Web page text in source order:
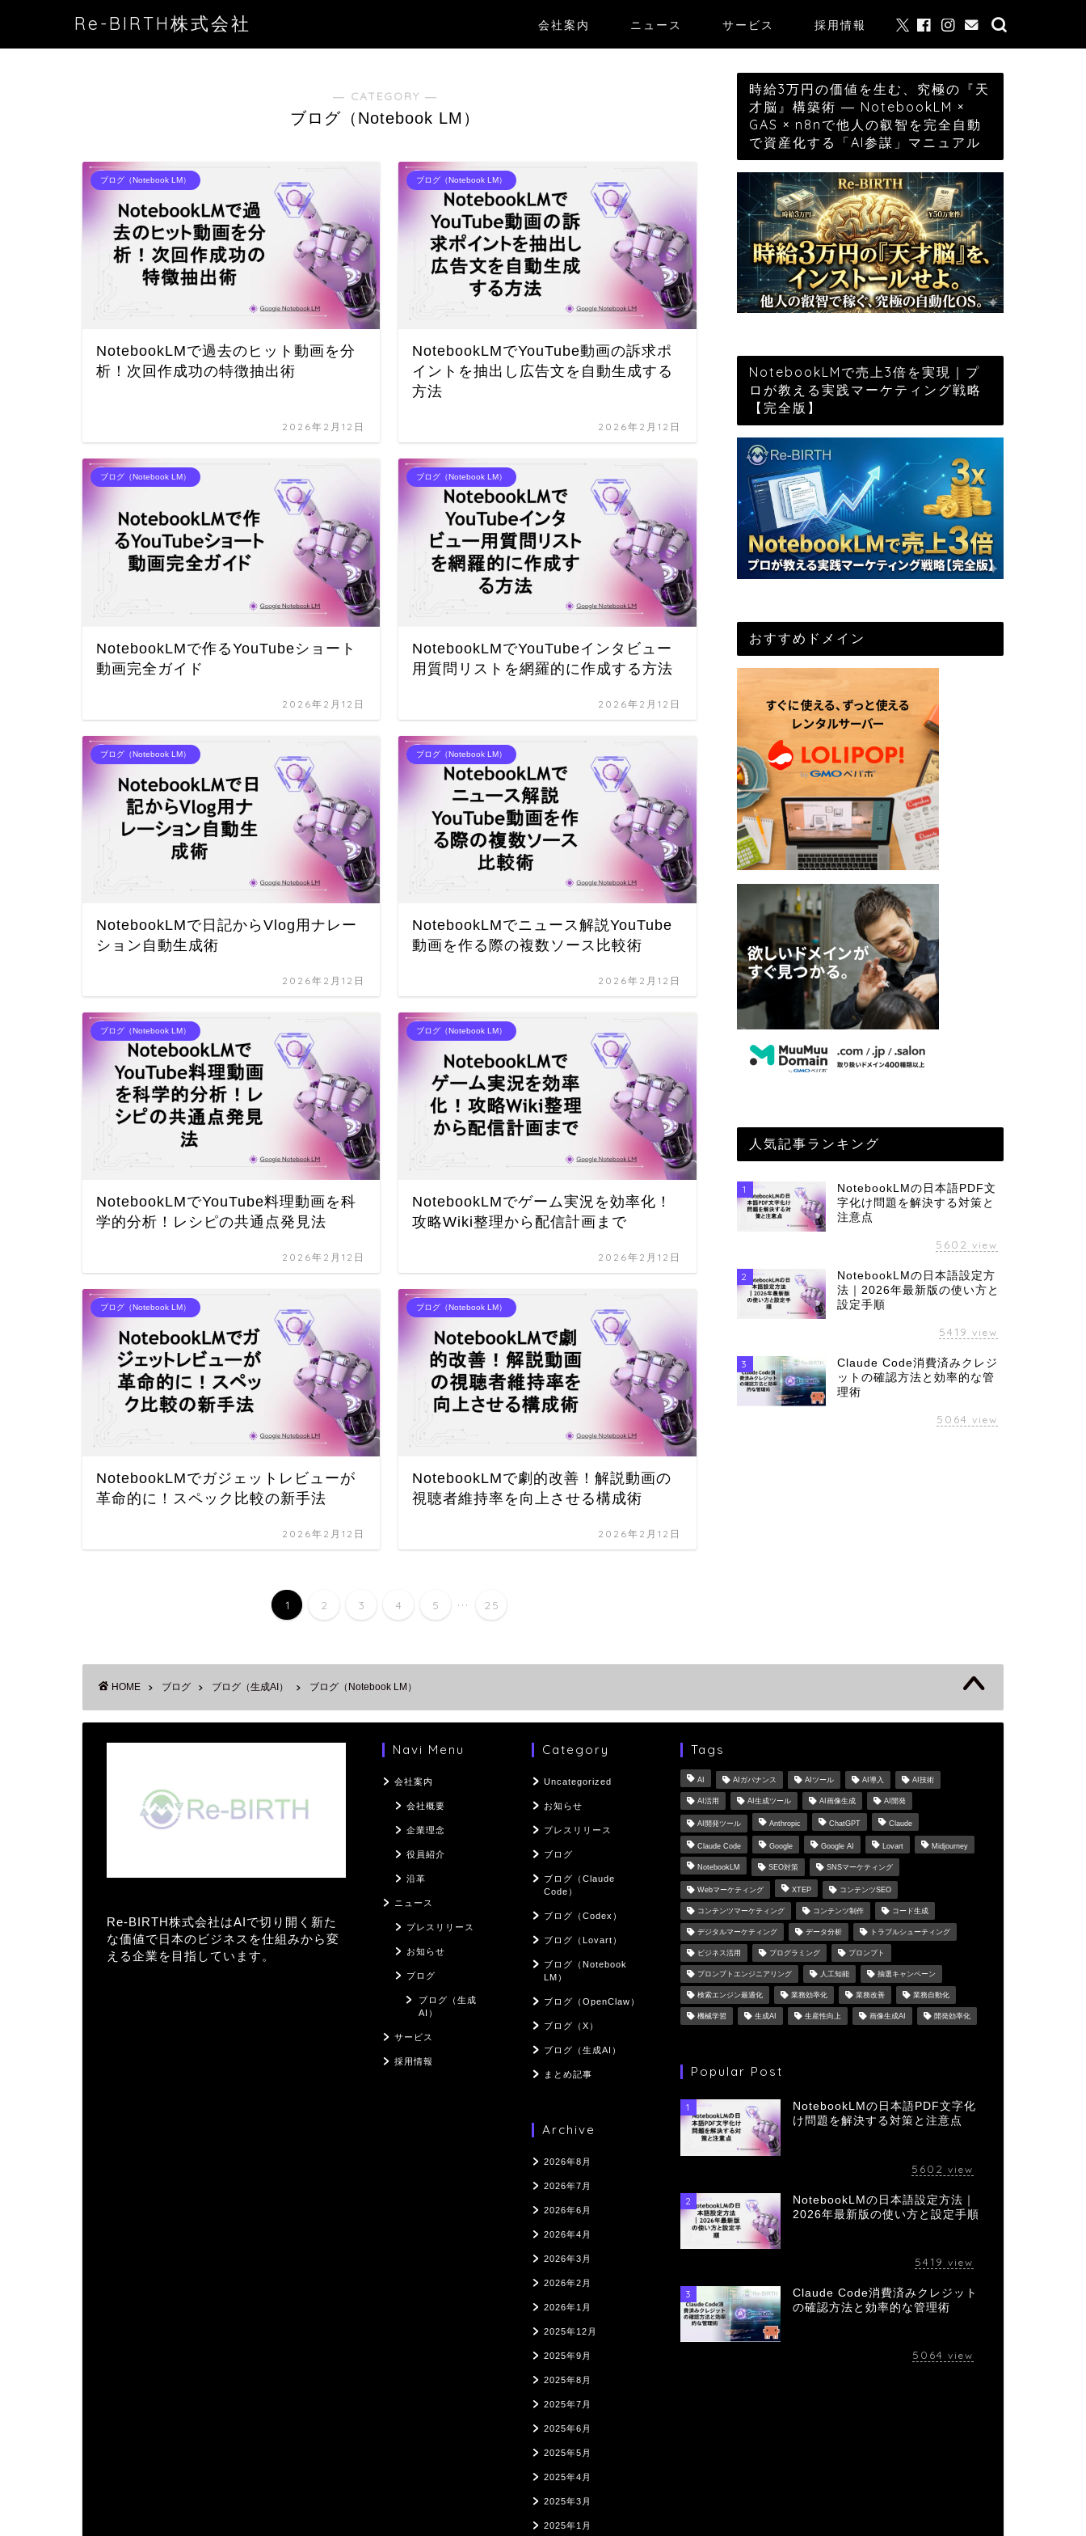
Re-BIRTH株式会社 会社案内 ニュース サービス 採用情報
― CATEGORY ―
ブログ（Notebook LM）
ブログ（Notebook LM）
NotebookLMで過去のヒット動画を分
析！次回作成功の特徴抽出術
2026年2月12日
ブログ（Notebook LM）
NotebookLMでYouTube動画の訴求ポ
イントを抽出し広告文を自動生成する
方法
2026年2月12日
ブログ（Notebook LM）
NotebookLMで作るYouTubeショート
動画完全ガイド
2026年2月12日
ブログ（Notebook LM）
NotebookLMでYouTubeインタビュー
用質問リストを網羅的に作成する方法
2026年2月12日
ブログ（Notebook LM）
NotebookLMで日記からVlog用ナレー
ション自動生成術
2026年2月12日
ブログ（Notebook LM）
NotebookLMでニュース解説YouTube
動画を作る際の複数ソース比較術
2026年2月12日
ブログ（Notebook LM）
NotebookLMでYouTube料理動画を科
学的分析！レシピの共通点発見法
2026年2月12日
ブログ（Notebook LM）
NotebookLMでゲーム実況を効率化！
攻略Wiki整理から配信計画まで
2026年2月12日
ブログ（Notebook LM）
NotebookLMでガジェットレビューが
革命的に！スペック比較の新手法
2026年2月12日
ブログ（Notebook LM）
NotebookLMで劇的改善！解説動画の
視聴者維持率を向上させる構成術
2026年2月12日
1 2 3 4 5 ... 25
時給3万円の価値を生む、究極の『天
才脳』構築術 ― NotebookLM ×
GAS × n8nで他人の叡智を完全自動
で資産化する「AI参謀」マニュアル
NotebookLMで売上3倍を実現｜プ
ロが教える実践マーケティング戦略
【完全版】
おすすめドメイン
人気記事ランキング
1
NotebookLMの日本語PDF文
字化け問題を解決する対策と
注意点
5602 view
2
NotebookLMの日本語設定方
法｜2026年最新版の使い方と
設定手順
5419 view
3
Claude Code消費済みクレジ
ットの確認方法と効率的な管
理術
5064 view
HOME ブログ ブログ（生成AI） ブログ（Notebook LM）
Re-BIRTH株式会社はAIで切り開く新た
な価値で日本のビジネスを仕組みから変
える企業を目指しています。
Navi Menu
会社案内
会社概要
企業理念
役員紹介
沿革
ニュース
プレスリリース
お知らせ
ブログ
ブログ（生成
AI）
サービス
採用情報
Category
Uncategorized
お知らせ
プレスリリース
ブログ
ブログ（Claude
Code）
ブログ（Codex）
ブログ（Lovart）
ブログ（Notebook
LM）
ブログ（OpenClaw）
ブログ（X）
ブログ（生成AI）
まとめ記事
Archive
2026年8月
2026年7月
2026年6月
2026年4月
2026年3月
2026年2月
2026年1月
2025年12月
2025年9月
2025年8月
2025年7月
2025年6月
2025年5月
2025年4月
2025年3月
2025年1月
Tags
AI AIガバナンス AIツール AI導入 AI技術
AI活用 AI生成ツール AI画像生成 AI開発
AI開発ツール Anthropic ChatGPT Claude
Claude Code Google Google AI Lovart Midjourney
NotebookLM SEO対策 SNSマーケティング
Webマーケティング XTEP コンテンツSEO
コンテンツマーケティング コンテンツ制作 コード生成
デジタルマーケティング データ分析 トラブルシューティング
ビジネス活用 プログラミング プロンプト
プロンプトエンジニアリング 人工知能 抽選キャンペーン
検索エンジン最適化 業務効率化 業務改善 業務自動化
機械学習 生成AI 生産性向上 画像生成AI 開発効率化
Popular Post
1
NotebookLMの日本語PDF文字化
け問題を解決する対策と注意点
5602 view
2
NotebookLMの日本語設定方法｜
2026年最新版の使い方と設定手順
5419 view
3
Claude Code消費済みクレジット
の確認方法と効率的な管理術
5064 view